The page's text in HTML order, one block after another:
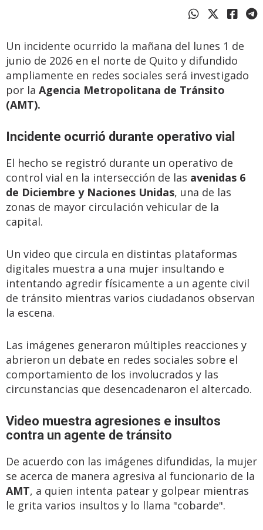
Un incidente ocurrido la mañana del lunes 1 de
junio de 2026 en el norte de Quito y difundido
ampliamente en redes sociales será investigado
por la Agencia Metropolitana de Tránsito
(AMT).
Incidente ocurrió durante operativo vial
El hecho se registró durante un operativo de
control vial en la intersección de las avenidas 6
de Diciembre y Naciones Unidas, una de las
zonas de mayor circulación vehicular de la
capital.
Un video que circula en distintas plataformas
digitales muestra a una mujer insultando e
intentando agredir físicamente a un agente civil
de tránsito mientras varios ciudadanos observan
la escena.
Las imágenes generaron múltiples reacciones y
abrieron un debate en redes sociales sobre el
comportamiento de los involucrados y las
circunstancias que desencadenaron el altercado.
Video muestra agresiones e insultos
contra un agente de tránsito
De acuerdo con las imágenes difundidas, la mujer
se acerca de manera agresiva al funcionario de la
AMT, a quien intenta patear y golpear mientras
le grita varios insultos y lo llama "cobarde".